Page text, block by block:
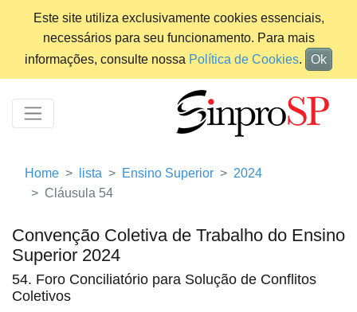
Este site utiliza exclusivamente cookies essenciais,
necessários para seu funcionamento. Para mais
informações, consulte nossa Política de Cookies. Ok
Home lista Ensino Superior
2024
Cláusula 54
Convenção Coletiva de Trabalho do Ensino
Superior 2024
54. Foro Conciliatório para Solução de Conflitos
Coletivos